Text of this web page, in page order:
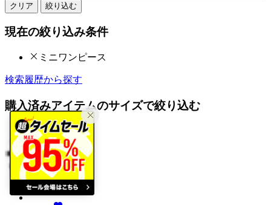
クリア 絞り込む
現在の絞り込み条件
ミニワンピース
検索履歴から探す
購入済みアイテムのサイズで絞り込む